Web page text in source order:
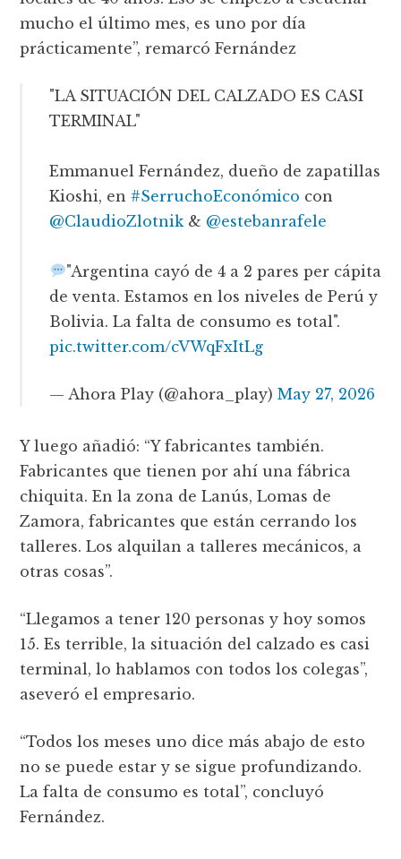
mucho el último mes, es uno por día
prácticamente”, remarcó Fernández
"LA SITUACIÓN DEL CALZADO ES CASI
TERMINAL"
Emmanuel Fernández, dueño de zapatillas
Kioshi, en#SerruchoEconómico con
@ClaudioZlotnik & @estebanrafele
"Argentina cayó de 4 a 2 pares per cápita
de venta. Estamos en los niveles de Perú y
Bolivia. La falta de consumo es total".
pic.twitter.com/cVWqFxItLg
— Ahora Play (@ahora_play)May 27, 2026
Y luego añadió: “Y fabricantes también.
Fabricantes que tienen por ahí una fábrica
chiquita. En la zona de Lanús, Lomas de
Zamora, fabricantes que están cerrando los
talleres. Los alquilan a talleres mecánicos, a
otras cosas”.
“Llegamos a tener 120 personas y hoy somos
15. Es terrible, la situación del calzado es casi
terminal, lo hablamos con todos los colegas”,
aseveró el empresario.
“Todos los meses uno dice más abajo de esto
no se puede estar y se sigue profundizando.
La falta de consumo es total”, concluyó
Fernández.